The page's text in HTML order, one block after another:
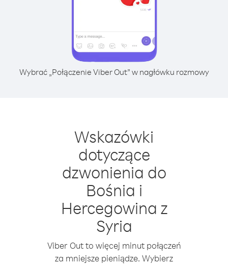
Wybrać „Połączenie Viber Out” w nagłówku rozmowy
Wskazówki
dotyczące
dzwonienia do
Bośnia i
Hercegowina z
Syria
Viber Out to więcej minut połączeń
za mniejsze pieniądze. Wybierz